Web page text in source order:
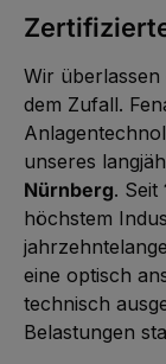
Wir
dem Zufall.
unseres
Nürnberg. Seit
höchstem
eine optisch
technisch
Belastungen